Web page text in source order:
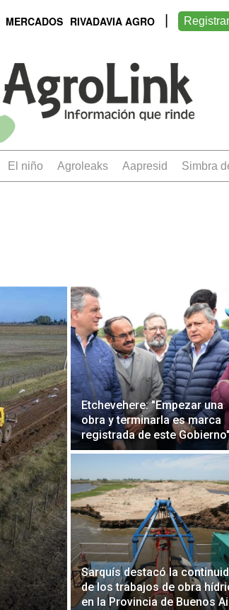
MERCADOS RIVADAVIA AGRO
el niño Agroleaks aapresid simbra
Etchevehere: "Empezar una
obra y terminarla es marca
registrada de este
Sarquís destacó la
de los trabajos de obra
en la Provincia de Buenos